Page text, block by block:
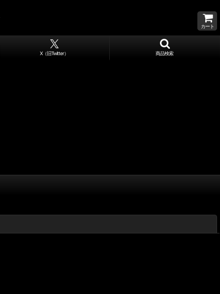
カート
X（旧Twitter） 商品検索